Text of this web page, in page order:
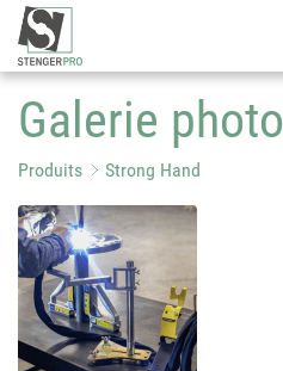
Galerie photo
Produits Strong Hand